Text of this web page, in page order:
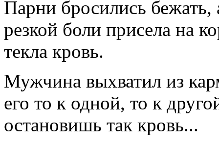
Парни бросились
резкой боли присела на
текла кровь.
Мужчина выхватил из
его то к одной, то к
остановишь так кровь...